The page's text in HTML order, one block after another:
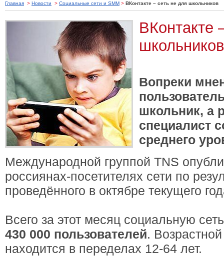
Главная > Новости > Социальные сети и SMM > ВКонтакте – сеть не для школьников
ВКонтакте
школьников
Вопреки
школьник, а
специалист
среднего
Международной группой TNS
россиянах-посетителях сети по
проведённого в октябре текущего
Всего за этот месяц социальную
430 000 пользователей.
находится в переделах 12-64 лет.